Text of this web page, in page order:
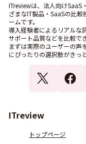
ITreviewは、法人向けSaaS
ざまなIT製品・SaaSの比
ームです。
導入経験者によるリアルな
サポート品質などを比較でき
まずは実際のユーザーの声
にぴったりの選択肢がきっ
ITreview
トップページ